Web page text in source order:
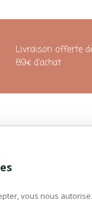
vous nous
Livraison offerte
89€ d'achat